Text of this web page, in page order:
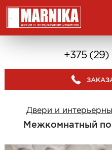
Входные двери
В дом с окном
В дом без окна
Классические в
+375 (29)
Двери и
Межкомнатный